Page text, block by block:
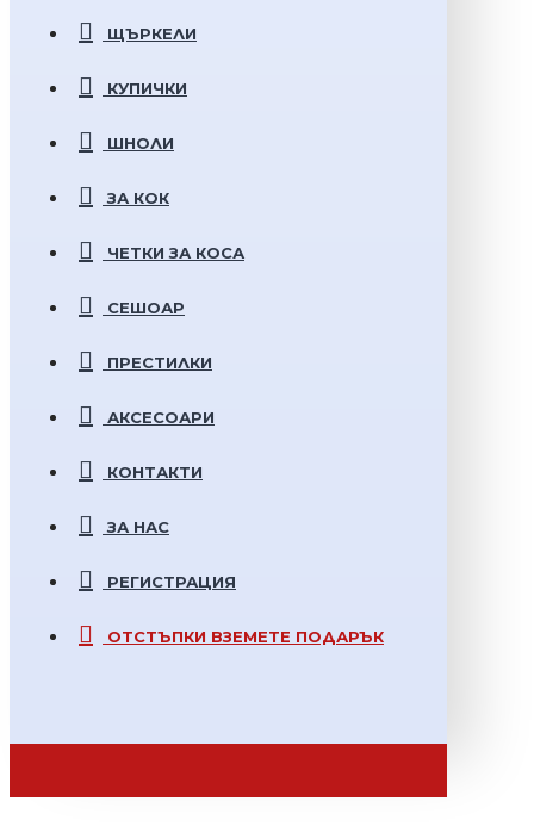
ЩЪРКЕЛИ
КУПИЧКИ
ШНОЛИ
ЗА КОК
ЧЕТКИ ЗА КОСА
СЕШОАР
ПРЕСТИЛКИ
АКСЕСОАРИ
КОНТАКТИ
ЗА НАС
РЕГИСТРАЦИЯ
ОТСТЪПКИ ВЗЕМЕТЕ ПОДАРЪК